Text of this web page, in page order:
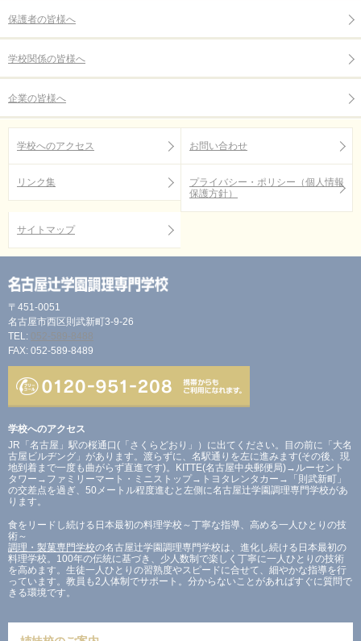
保護者の皆様へ
学校関係の皆様へ
企業の皆様へ
学校へのアクセス お問い合わせ
リンク集
プライバシー・ポリシー（個人情報
保護方針）
サイトマップ
〒451-0051
名古屋市西区則武新町3-9-26
TEL: 052-589-8488
FAX: 052-589-8489
学校へのアクセス
JR「名古屋」駅の桜通口(「さくらどおり」）に出てください。目の前に「大名
古屋ビルヂング」があります。渡らずに、名駅通りを左に進みます(その後、現
地到着まで一度も曲がらず直進です)。KITTE(名古屋中央郵便局)→ルーセント
タワー→ファミリーマート・ミニストップ→トヨタレンタカー→「則武新町」
の交差点を過ぎ、50メートル程度進むと左側に名古屋辻学園調理専門学校があ
ります。
食をリードし続ける日本最初の料理学校～丁寧な指導、高める一人ひとりの技
術～
調理・製菓専門学校の名古屋辻学園調理専門学校は、進化し続ける日本最初の
料理学校。100年の伝統に基づき、少人数制で楽しく丁寧に一人ひとりの技術
を高めます。生徒一人ひとりの習熟度やスピードに合せて、細やかな指導を行
っています。教員も2人体制でサポート。分からないことがあればすぐに質問で
きる環境です。